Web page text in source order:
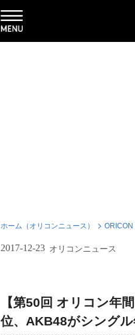
ホーム（オリコンニュース） ORICON
2017-12-23 オリコンニュース
【第50回 オリコン年
位、AKB48がシング